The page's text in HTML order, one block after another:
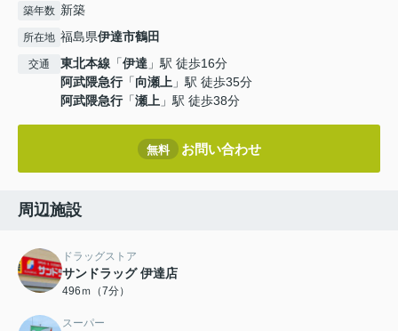
築年数 新築
所在地 福島県伊達市鶴田
交通 東北本線 「伊達 」駅 徒歩16分
阿武隈急行「向瀬上 」駅 徒歩35分
阿武隈急行「瀬上 」駅 徒歩38分
無料 お問い合わせ
周辺施設
ドラッグストア
サンドラッグ 伊達店
496ｍ（7分）
スーパー